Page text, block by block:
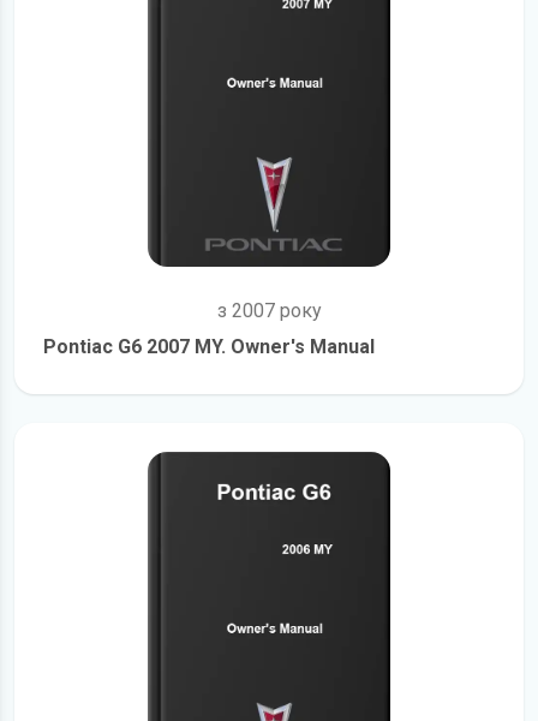
з 2007 року
Pontiac G6 2007 MY. Owner's Manual